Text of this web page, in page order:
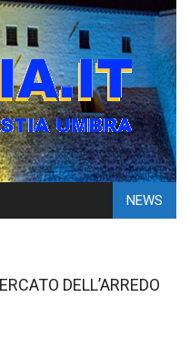
NEWS
DELL’ARREDO